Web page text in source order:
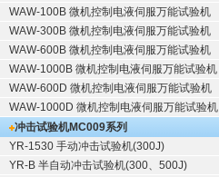
WAW-100B 微机控制电液伺服万能试验机
WAW-300B 微机控制电液伺服万能试验机
WAW-600B 微机控制电液伺服万能试验机
WAW-1000B 微机控制电液伺服万能试验机
WAW-600D 微机控制电液伺服万能试验机
WAW-1000D 微机控制电液伺服万能试验机
冲击试验机MC009系列
YR-1530 手动冲击试验机(300J)
YR-B 半自动冲击试验机(300、500J)